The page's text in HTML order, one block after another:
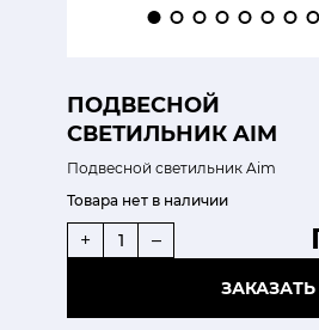
ПОДВЕСНОЙ
СВЕТИЛЬНИК AIM
Подвесной светильник Aim
Товара нет в наличии
+ –
ЗАКАЗАТЬ